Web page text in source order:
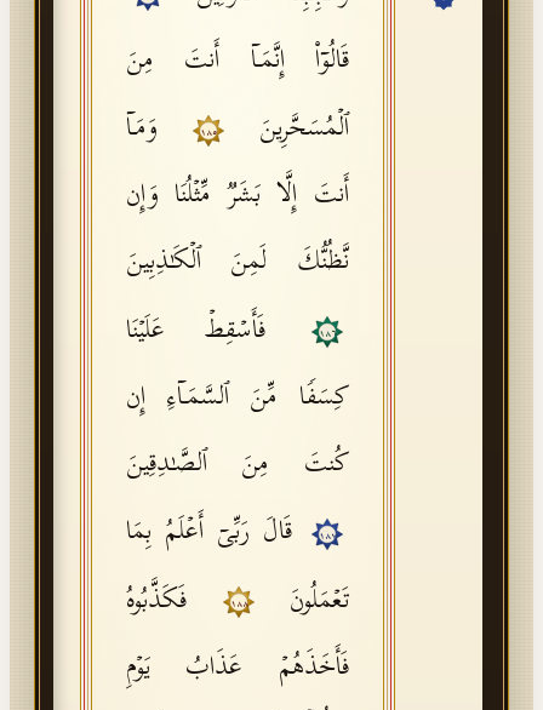
Tajweed Guide
Font Edition Tester
قَالُوۤا۟ إِنَّمَاۤ أَنتَ مِنَ
ٱلۡمُسَحَّرِینَ
١٨٥
وَمَاۤ
أَنتَ إِلَّا بَشَرࣱ مِّثۡلُنَا وَإِن
نَّظُنُّكَ لَمِنَ ٱلۡكَـٰذِبِینَ
١٨٦
فَأَسۡقِطۡ عَلَیۡنَا
كِسَفࣰا مِّنَ ٱلسَّمَاۤءِ إِن
كُنتَ مِنَ ٱلصَّـٰدِقِینَ
١٨٧
قَالَ رَبِّیۤ أَعۡلَمُ بِمَا
تَعۡمَلُونَ
١٨٨
فَكَذَّبُوهُ
فَأَخَذَهُمۡ عَذَابُ یَوۡمِ